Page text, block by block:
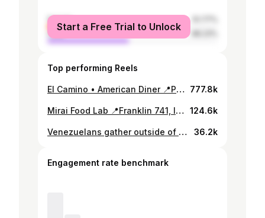
female
male
Start a Free Trial to Unlock
Top performing Reels
El Camino • American Diner 📍Padre Letelier 0203, Providencia Pastrami Club Sandwich 9.000 Fried Chicken Plate 10.000 The Lumberjack 9.000 Fried Pickles 5.500 Coffee 2.000 @elcaminodiner is a nostalgic slap to the taste buds ✨ The food was beyond satisfying (same feels you get when eating Thanksgiving dinner with the fam) and each detail from the authentic red cups to the charming plates transported me to the cozy and inviting diners of the Midwest and Southern USA 🍽️ You’ll even find table hot sauces, the creamiest ranch dressing, and delicious drip coffee with free refills ☕️ #dondecomer #highlightscl #santiago #santiagodechile #cafeteria 777.8k
Mirai Food Lab 📍Franklin 741, local A2, Santiago, Chile Barrio Franklin @factoria_franklin HMK 6.000 Baos 6.000 Tantanmen 11.500 Kombucha 2.500 @miraifoodlab focuses on high-quality, affordable food with a focus on flavor. Their fermented foods like kimchi and kombucha offer a well-balanced brightness on the palette that compliments the salty and savory flavors of their ramen dishes. 🌱 Vegan and vegetarian options available #dondecomer #santiagodechile #barriofranklin #highlightscl #santiago #ramen #kimchi 124.6k
Venezuelans gather outside of the US Embassy in Chile seeking an intervention. The announcement of Nicolás Maduro’s victory on Sunday set off deadly protests in Caracas. It has also attracted global criticism, with many governments around the world demanding the Venezuelan government release proof of the result. #venezuela #venezuela🇻🇪 #venezolanosenchile #chile 36.2k
Engagement rate benchmark